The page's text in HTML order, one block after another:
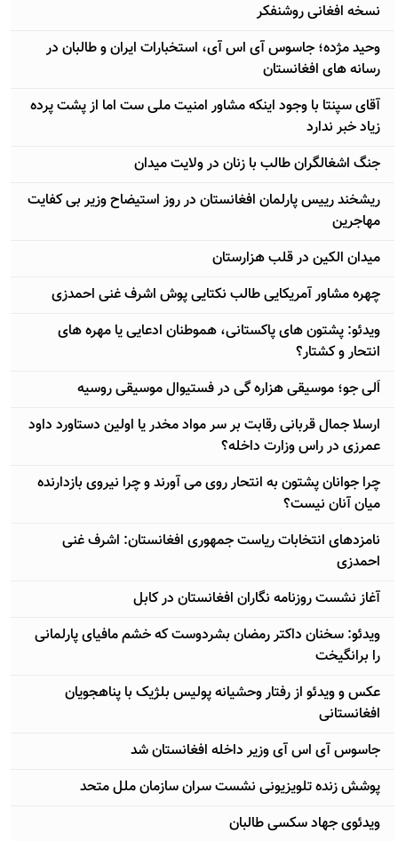
نسخه افغانی روشنفکر
وحید مژده؛ جاسوس آی اس آی، استخبارات ایران و طالبان در
رسانه های افغانستان
آقای سپنتا با وجود اینکه مشاور امنیت ملی ست اما از پشت پرده
زیاد خبر ندارد
جنگ اشغالگران طالب با زنان در ولایت میدان
ریشخند رییس پارلمان افغانستان در روز استیضاح وزیر بی کفایت
مهاجرین
میدان الکین در قلب هزارستان
چهره مشاور آمریکایی طالب نکتایی پوش اشرف غنی احمدزی
ویدئو: پشتون های پاکستانی، هموطنان ادعایی یا مهره های
انتحار و کشتار؟
اَلی جو؛ موسیقی هزاره گی در فستیوال موسیقی روسیه
ارسلا جمال قربانی رقابت بر سر مواد مخدر یا اولین دستاورد داود
عمرزی در راس وزارت داخله؟
چرا جوانان پشتون به انتحار روی می آورند و چرا نیروی بازدارنده
میان آنان نیست؟
نامزدهای انتخابات ریاست جمهوری افغانستان: اشرف غنی
احمدزی
آغاز نشست روزنامه نگاران افغانستان در کابل
ویدئو: سخنان داکتر رمضان بشردوست که خشم مافیای پارلمانی
را برانگیخت
عکس و ویدئو از رفتار وحشیانه پولیس بلژيک با پناهجویان
افغانستانی
جاسوس آی اس آی وزیر داخله افغانستان شد
پوشش زنده تلویزیونی نشست سران سازمان ملل متحد
ویدئوی جهاد سکسی طالبان